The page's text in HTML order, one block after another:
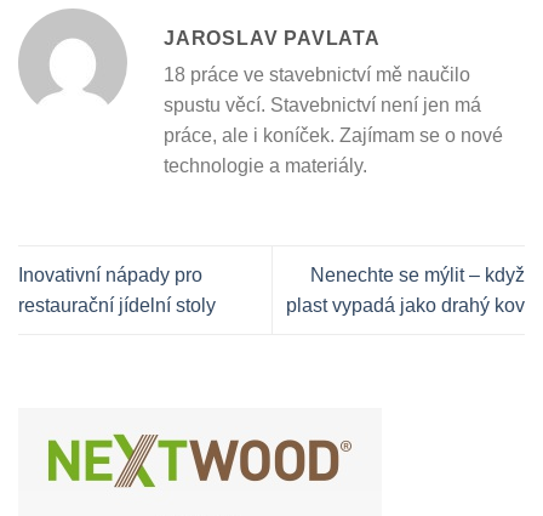
JAROSLAV PAVLATA
18 práce ve stavebnictví mě naučilo
spustu věcí. Stavebnictví není jen má
práce, ale i koníček. Zajímam se o nové
technologie a materiály.
Inovativní nápady pro
restaurační jídelní stoly
Nenechte se mýlit – když
plast vypadá jako drahý kov